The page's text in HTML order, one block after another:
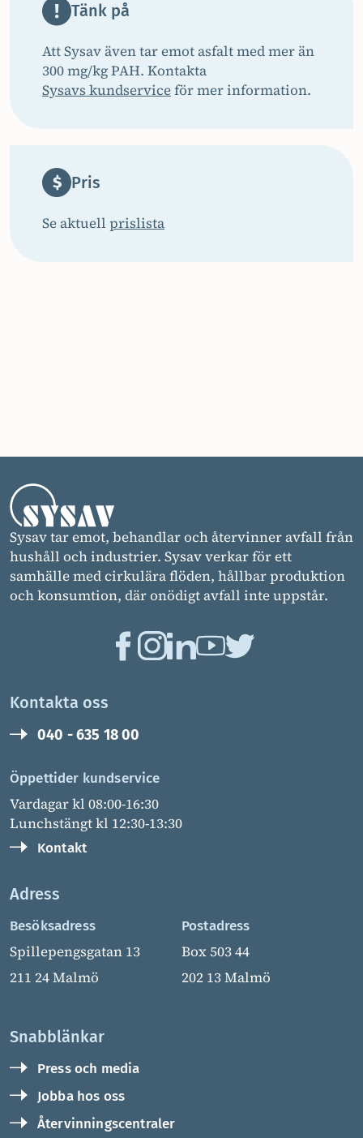
Tänk på
Att Sysav även tar emot asfalt med mer än
300 mg/kg PAH. Kontakta
Sysavs kundserviceför mer information.
Pris
Se aktuell prislista
Sysav tar emot, behandlar och återvinner avfall från
hushåll och industrier. Sysav verkar för ett
samhälle med cirkulära flöden, hållbar produktion
och konsumtion, där onödigt avfall inte uppstår.
Kontakta oss
040 - 635 18 00
Öppettider kundservice
Vardagar kl 08:00-16:30
Lunchstängt kl 12:30-13:30
Kontakt
Adress
Besöksadress
Spillepengsgatan 13
211 24 Malmö
Postadress
Box 503 44
202 13 Malmö
Snabblänkar
Press och media
Jobba hos oss
Återvinningscentraler